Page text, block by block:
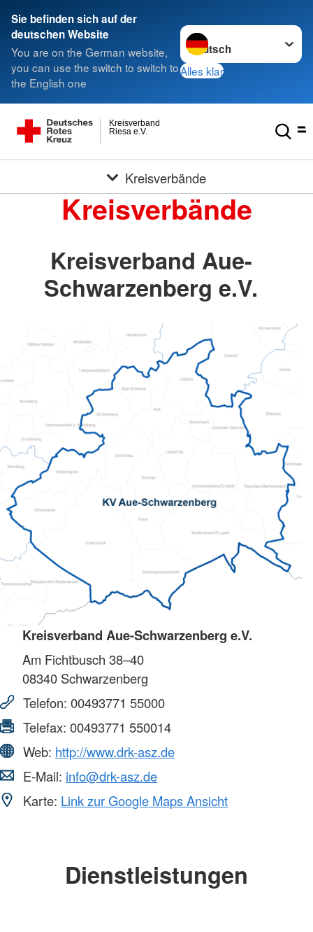
Sie befinden sich auf der
deutschen Website
You are on the German website,
you can use the switch to switch to
the English one
Sprache wechseln zu
Alles klar
Riesa e.V.
Kreisverband
Kreisverbände
Kreisverbände
Kreisverband Aue-
Schwarzenberg e.V.
Kreisverband Aue-Schwarzenberg e.V.
Am Fichtbusch 38–40
08340 Schwarzenberg
Telefon: 00493771 55000
Telefax: 00493771 550014
Web: http://www.drk-asz.de
E-Mail: info@drk-asz.de
Karte: Link zur Google Maps Ansicht
Dienstleistungen